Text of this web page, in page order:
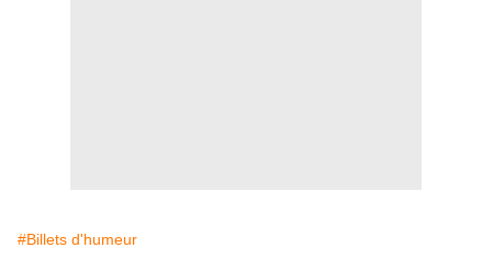
#Billets d'humeur